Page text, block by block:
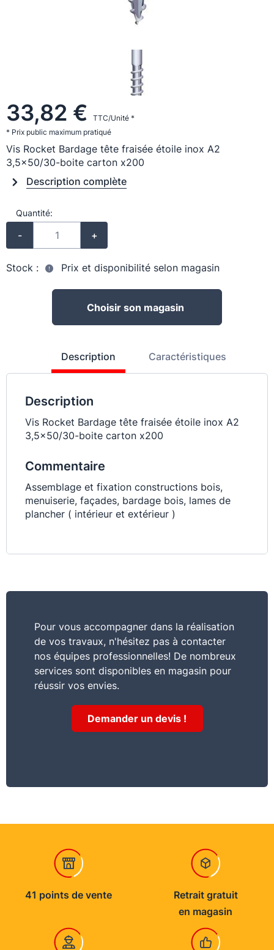
33,82 €
TTC/Unité *
* Prix public maximum pratiqué
Vis Rocket Bardage tête fraisée étoile inox A2
3,5x50/30-boite carton x200
Description complète
Quantité:
- +
Stock : Prix et disponibilité selon magasin
Choisir son magasin
Description Caractéristiques
Description
Vis Rocket Bardage tête fraisée étoile inox A2
3,5x50/30-boite carton x200
Commentaire
Assemblage et fixation constructions bois,
menuiserie, façades, bardage bois, lames de
plancher ( intérieur et extérieur )
Pour vous accompagner dans la réalisation
de vos travaux, n'hésitez pas à contacter
nos équipes professionnelles! De nombreux
services sont disponibles en magasin pour
réussir vos envies.
Demander un devis !
41 points de vente
Retrait gratuit
en magasin